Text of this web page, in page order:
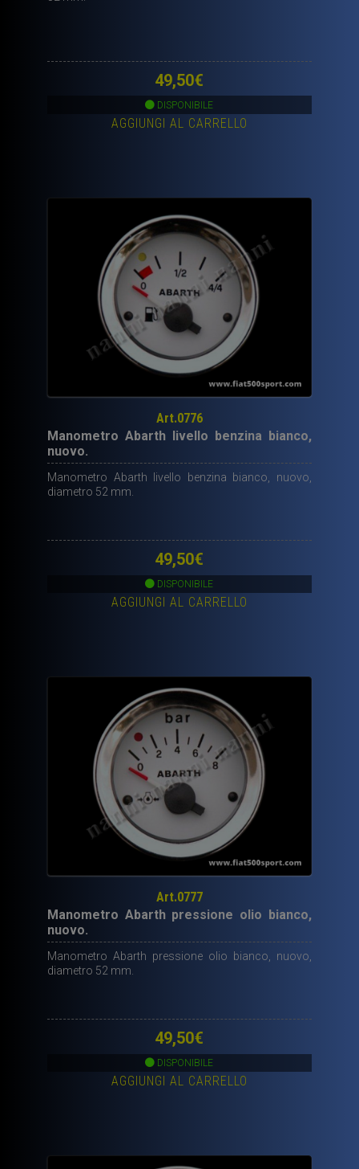
49,50€
DISPONIBILE
AGGIUNGI AL CARRELLO
Art.0776
Manometro Abarth livello benzina bianco,
nuovo.
Manometro Abarth livello benzina bianco, nuovo,
diametro 52 mm.
49,50€
DISPONIBILE
AGGIUNGI AL CARRELLO
Art.0777
Manometro Abarth pressione olio bianco,
nuovo.
Manometro Abarth pressione olio bianco, nuovo,
diametro 52 mm.
49,50€
DISPONIBILE
AGGIUNGI AL CARRELLO